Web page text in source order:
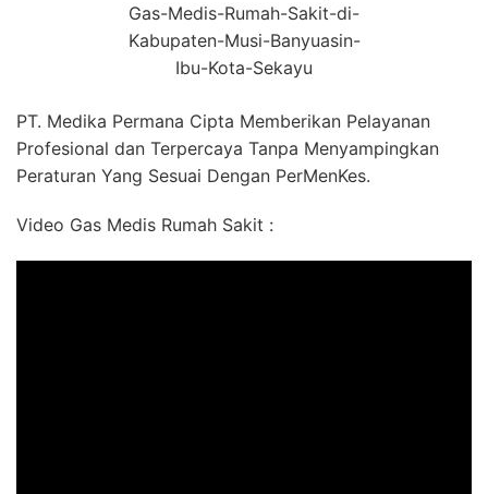
Gas-Medis-Rumah-Sakit-di-
Kabupaten-Musi-Banyuasin-
Ibu-Kota-Sekayu
PT. Medika Permana Cipta Memberikan Pelayanan
Profesional dan Terpercaya Tanpa Menyampingkan
Peraturan Yang Sesuai Dengan PerMenKes.
Video Gas Medis Rumah Sakit :